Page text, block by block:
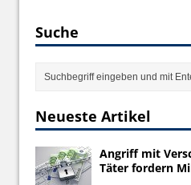
Suche
Neueste Artikel
Angriff mit
Täter fordern